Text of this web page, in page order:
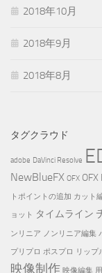
2018年10月
2018年9月
2018年8月
タグクラウド
adobe DaVinci Resolve
NewBlueFX OFX
トポイントの追加 カット
ョット
タイムライン
ンリニア ノンリニア編集
プリプロ ポスプロ リップ
映像制作 映像編集